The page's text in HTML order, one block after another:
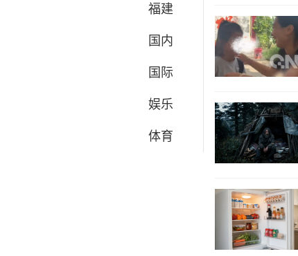
福建
国内
国际
娱乐
体育